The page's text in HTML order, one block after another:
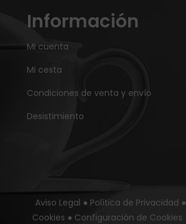
Información
Mi cuenta
Mi cesta
Condiciones de venta y envío
Desistimiento
Aviso Legal ● Política de Privacidad ●
Cookies ● Configuración de Cookies